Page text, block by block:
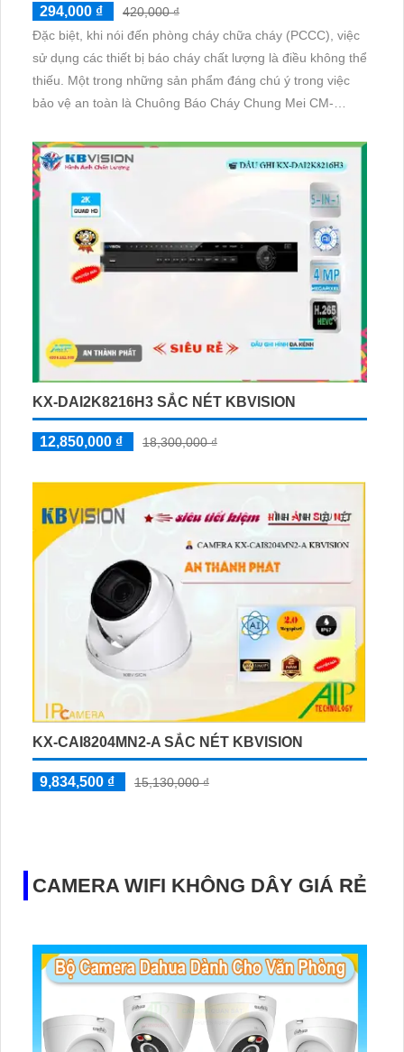
294,000 ₫
420,000 ₫
Đặc biệt, khi nói đến phòng cháy chữa cháy (PCCC), việc
sử dụng các thiết bị báo cháy chất lượng là điều không thể
thiếu. Một trong những sản phẩm đáng chú ý trong việc
bảo vệ an toàn là Chuông Báo Cháy Chung Mei CM-
tiếp
KX-DAI2K8216H3 SẮC NÉT KBVISION
12,850,000 ₫ 18,300,000 ₫
KX-CAI8204MN2-A SẮC NÉT KBVISION
9,834,500 ₫ 15,130,000 ₫
CAMERA WIFI KHÔNG DÂY GIÁ RẺ